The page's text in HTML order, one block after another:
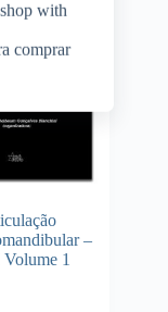
with
comprar
–
1